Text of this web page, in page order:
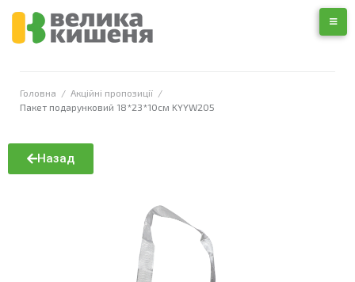
Головна / Акційні пропозиції /
Пакет подарунковий 18*23*10см KYYW205
Назад